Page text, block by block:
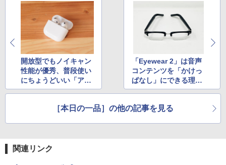
開放型でもノイキャン
性能が優秀、普段使い
にちょうどいい「アク
ティブノイズキャンセ
「Eyewear 2」は音声
コンテンツを「かけっ
ぱなし」にできる理想
のオーディオグラスだ
［本日の一品］の他の記事を見る
関連リンク